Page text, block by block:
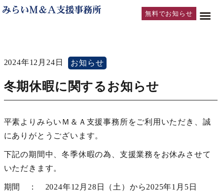
無料でお知らせ
2024年12月24日 お知らせ
冬期休暇に関するお知らせ
平素よりみらいＭ＆Ａ支援事務所をご利用いただき、誠
にありがとうございます。
下記の期間中、冬季休暇の為、支援業務をお休みさせて
いただきます。
期間 ： 2024年12月28日（土）から2025年1月5日